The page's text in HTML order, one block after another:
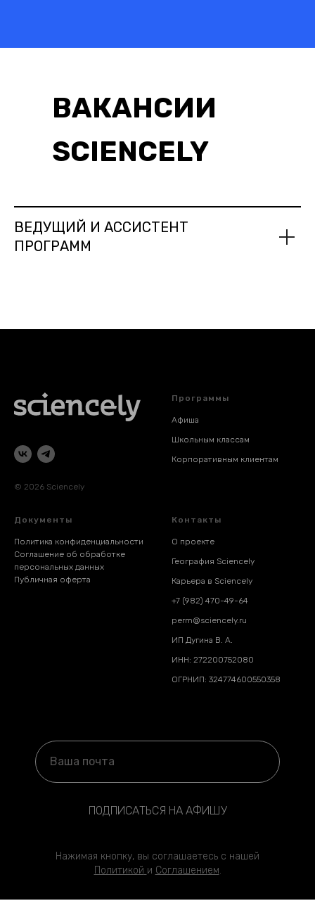
ВАКАНСИИ
SCIENCELY
ВЕДУЩИЙ И АССИСТЕНТ
ПРОГРАММ
© 2026 Sciencely
Программы
Афиша
Школьным классам
Корпоративным клиентам
Документы
Политика конфиденциальности
Соглашение об обработке
персональных данных
Публичная оферта
Контакты
О проекте
География Sciencely
Карьера в Sciencely
+7 (982) 470-49-64
perm@sciencely.ru
ИП Дугина В. А.
ИНН: 272200752080
ОГРНИП: 324774600550358
ПОДПИСАТЬСЯ НА АФИШУ
Нажимая кнопку, вы соглашаетесь с нашей
Политикой и Соглашением.